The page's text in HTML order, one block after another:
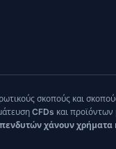
σκοπούς και
CFDs και προϊόντων
χάνουν